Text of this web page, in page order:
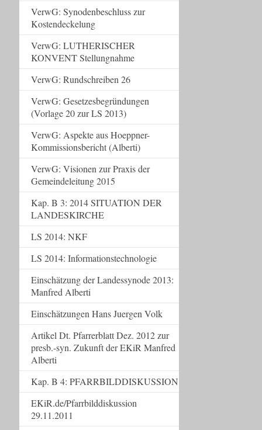
VerwG: Synodenbeschluss zur
Kostendeckelung
VerwG: LUTHERISCHER
KONVENT Stellungnahme
VerwG: Rundschreiben 26
VerwG: Gesetzesbegründungen
(Vorlage 20 zur LS 2013)
VerwG: Aspekte aus Hoeppner-
Kommissionsbericht (Alberti)
VerwG: Visionen zur Praxis der
Gemeindeleitung 2015
Kap. B 3: 2014 SITUATION DER
LANDESKIRCHE
LS 2014: NKF
LS 2014: Informationstechnologie
Einschätzung der Landessynode 2013:
Manfred Alberti
Einschätzungen Hans Juergen Volk
Artikel Dt. Pfarrerblatt Dez. 2012 zur
presb.-syn. Zukunft der EKiR Manfred
Alberti
Kap. B 4: PFARRBILDDISKUSSION
EKiR.de/Pfarrbilddiskussion
29.11.2011